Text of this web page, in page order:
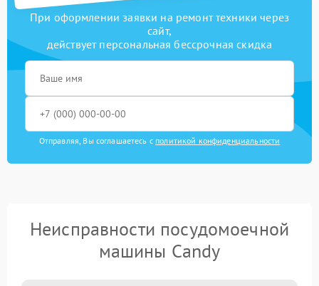
При оформлении заявки на ремонт техники через
сайт,
действует персональная бессрочная скидка
Отправляя, Вы соглашаетесь с политикой конфиденциальности
Неисправности посудомоечной
машины Candy